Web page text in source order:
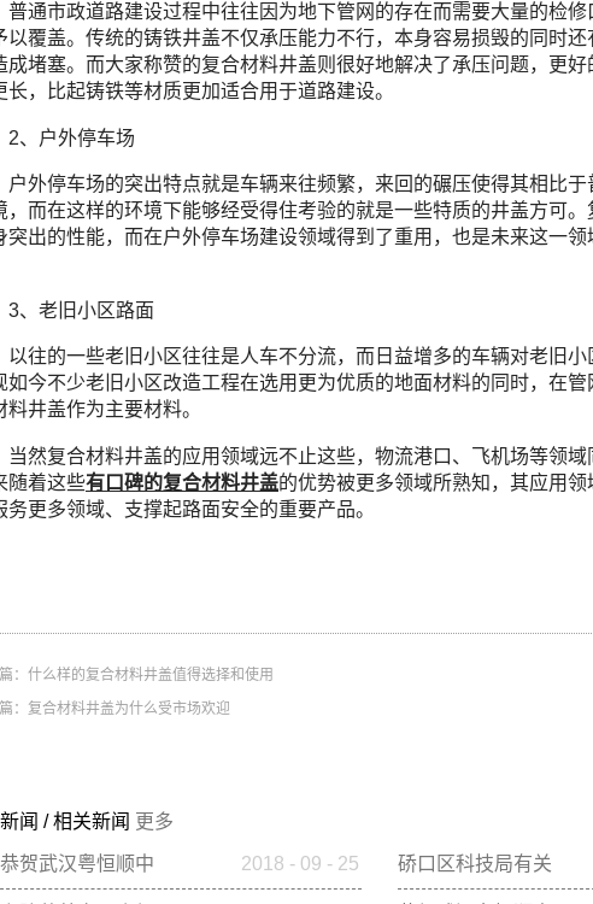
普通市政道路建设过程中往往因为地下管网的存在而需要大量的检
以覆盖。传统的铸铁井盖不仅承压能力不行，本身容易损毁的同时
成堵塞。而大家称赞的复合材料井盖则很好地解决了承压问题，更
长，比起铸铁等材质更加适合用于道路建设。
2、户外停车场
户外停车场的突出特点就是车辆来往频繁，来回的碾压使得其相比
，而在这样的环境下能够经受得住考验的就是一些特质的井盖方可
突出的性能，而在户外停车场建设领域得到了重用，也是未来这一
3、老旧小区路面
以往的一些老旧小区往往是人车不分流，而日益增多的车辆对老旧
如今不少老旧小区改造工程在选用更为优质的地面材料的同时，在
料井盖作为主要材料。
当然复合材料井盖的应用领域远不止这些，物流港口、飞机场等领域
随着这些有口碑的复合材料井盖的优势被更多领域所熟知，其应用
务更多领域、支撑起路面安全的重要产品。
： 什么样的复合材料井盖值得选择和使用
： 复合材料井盖为什么受市场欢迎
新闻 / 相关新闻 更多
恭贺武汉粤恒顺中
标中国电建市政集
2018 - 09 - 25
硚口区科技局有关
领导到我司调研